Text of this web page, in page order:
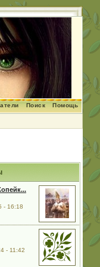
Помощь
Поиск
- 16:18
- 11:42